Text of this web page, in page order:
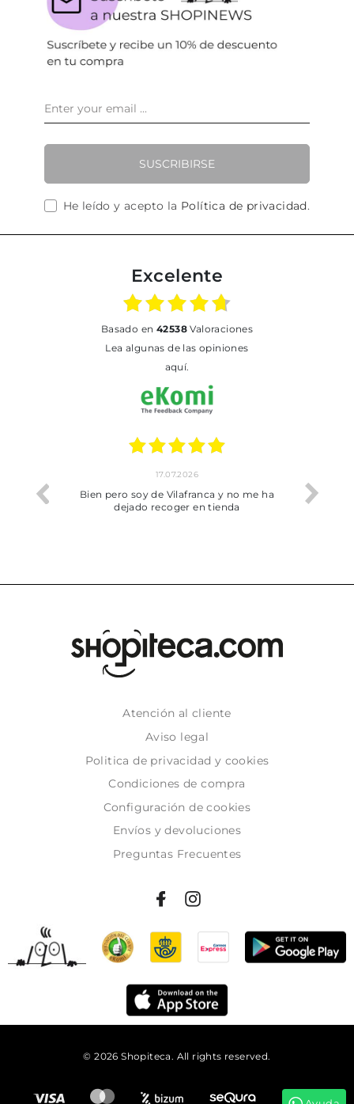
SUSCRIBIRSE
He leído y acepto la Política de privacidad.
Excelente
basado en 42538Valoraciones
Lea algunas de las opiniones
aquí.
trobat
17.07.2026
Bien pero soy de Vilafranca y no me ha
dejado recoger en tienda
Atención al cliente
Aviso legal
Politica de privacidad y cookies
Condiciones de compra
Configuración de cookies
Envíos y devoluciones
Preguntas Frecuentes
© 2026 Shopiteca. All rights reserved.